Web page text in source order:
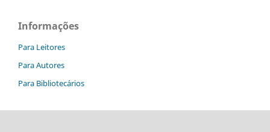
Informações
Para Leitores
Para Autores
Para Bibliotecários